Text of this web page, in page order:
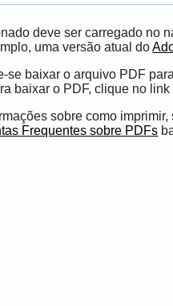
deve ser carregado no
uma versão atual do
se baixar o arquivo PDF
baixar o PDF, clique no link
sobre como
Frequentes sobre PDFs